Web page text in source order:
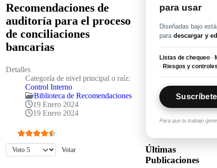
Recomendaciones de
auditoría para el proceso
de conciliaciones
bancarias
Detalles
Categoría de nivel principal o raíz:
Control Interno
Biblioteca de Recomendaciones
19 Enero 2024
19 Enero 2024
Ratio:4.5/5
Por favor, vote
para usar
Diseñadas bajo
paradescargar y
Listas de chequeo ·
· Riesgos y
Para que tu trabajo
Últimas
Publicaciones